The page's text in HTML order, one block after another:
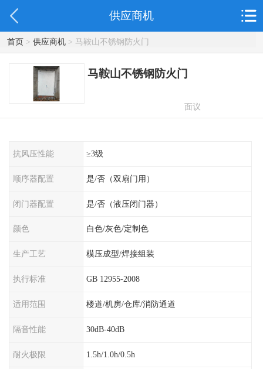
供应商机
首页> 供应商机> 马鞍山不锈钢防火门
马鞍山不锈钢防火门
面议
抗风压性能 ≥3级
顺序器配置 是/否（双扇门用）
闭门器配置 是/否（液压闭门器）
颜色 白色/灰色/定制色
生产工艺 模压成型/焊接组装
执行标准 GB 12955-2008
适用范围 楼道/机房/仓库/消防通道
隔音性能 30dB-40dB
耐火极限 1.5h/1.0h/0.5h